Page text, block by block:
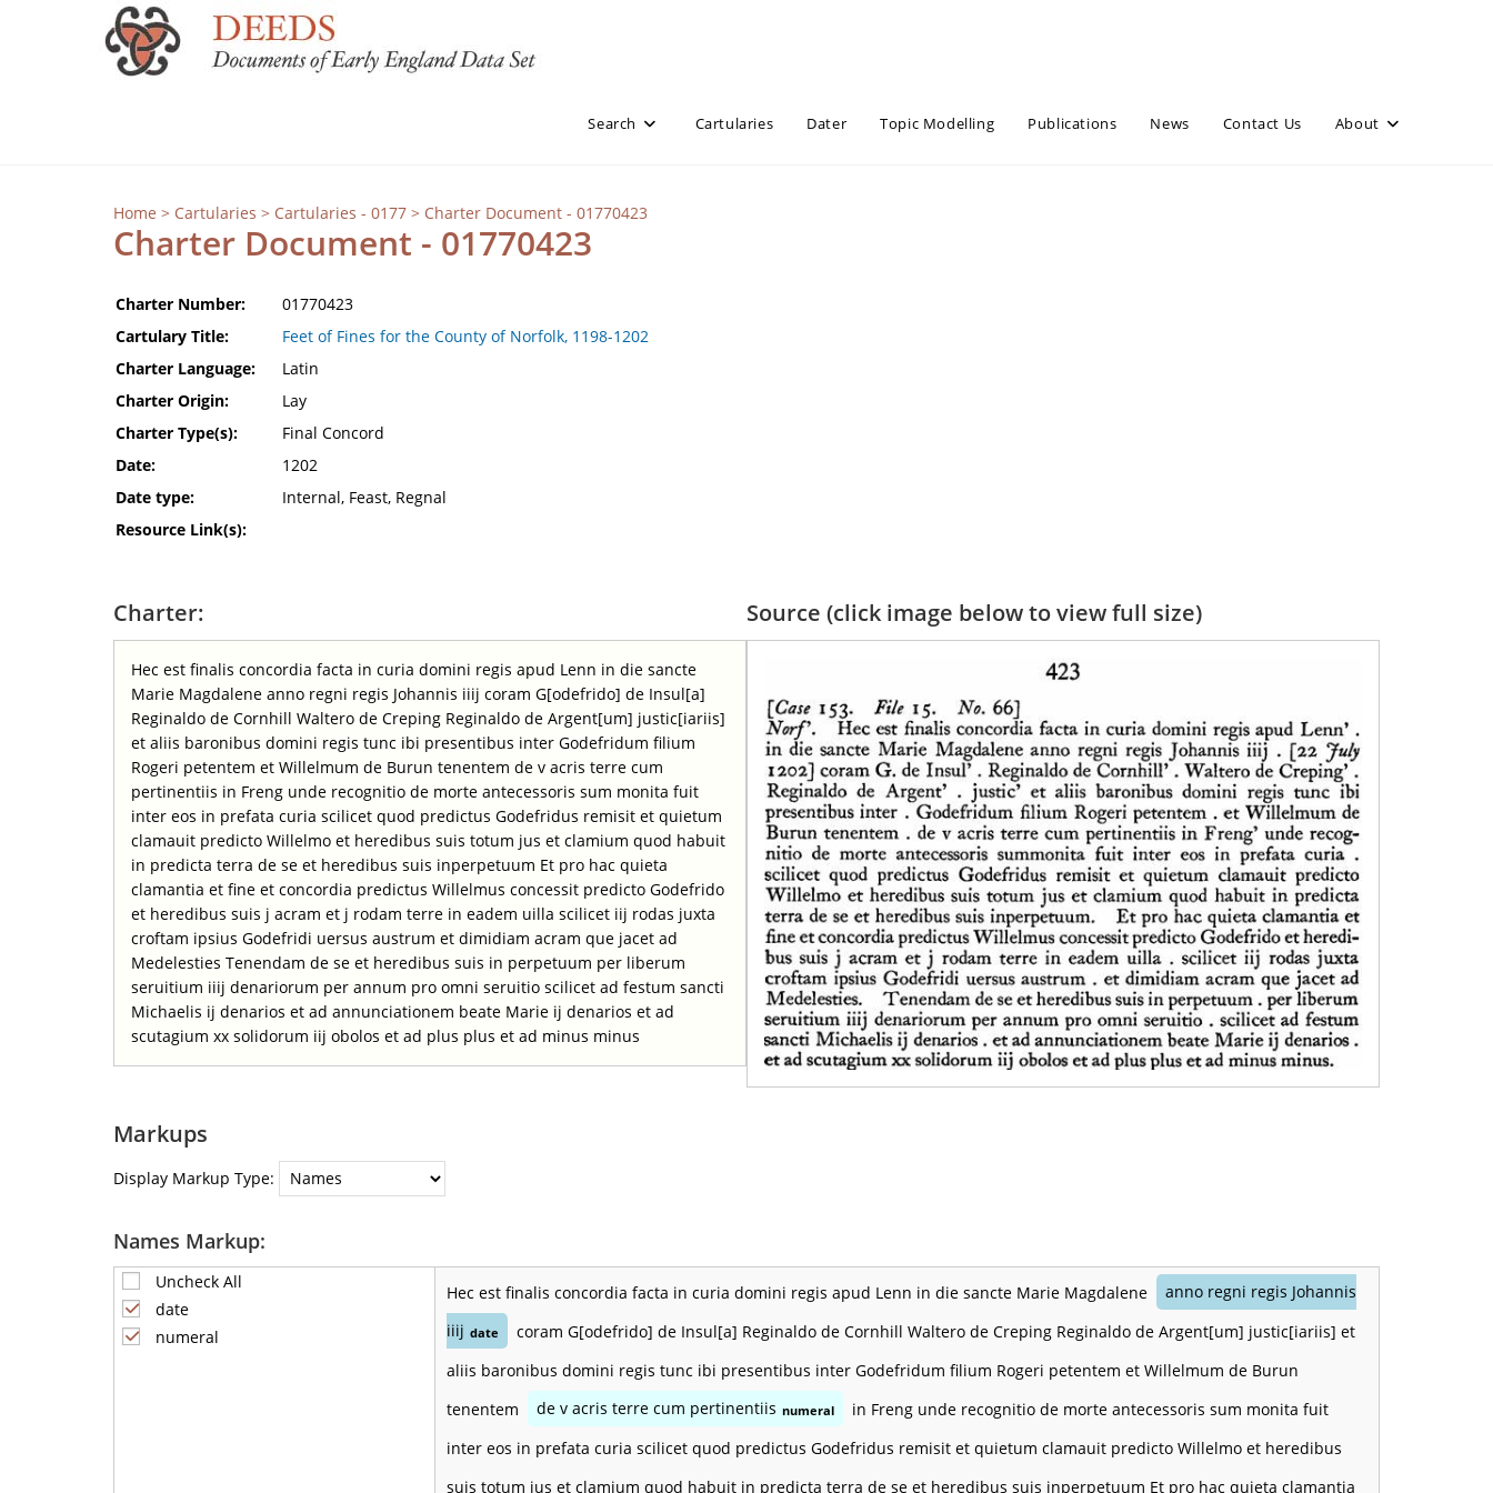
Search Cartularies Dater Topic Modelling Publications News Contact Us About
Home > Cartularies > Cartularies - 0177 > Charter Document - 01770423
Charter Document - 01770423
Charter Number:
01770423
Cartulary Title:
Feet of Fines for the County of Norfolk, 1198-1202
Charter Language:
Latin
Charter Origin:
Lay
Charter Type(s):
Final Concord
Date:
1202
Date type:
Internal, Feast, Regnal
Resource Link(s):
Charter:
Hec est finalis concordia facta in curia domini regis apud Lenn in die sancte
Marie Magdalene anno regni regis Johannis iiij coram G[odefrido] de Insul[a]
Reginaldo de Cornhill Waltero de Creping Reginaldo de Argent[um] justic[iariis]
et aliis baronibus domini regis tunc ibi presentibus inter Godefridum filium
Rogeri petentem et Willelmum de Burun tenentem de v acris terre cum
pertinentiis in Freng unde recognitio de morte antecessoris sum monita fuit
inter eos in prefata curia scilicet quod predictus Godefridus remisit et quietum
clamauit predicto Willelmo et heredibus suis totum jus et clamium quod habuit
in predicta terra de se et heredibus suis inperpetuum Et pro hac quieta
clamantia et fine et concordia predictus Willelmus concessit predicto Godefrido
et heredibus suis j acram et j rodam terre in eadem uilla scilicet iij rodas juxta
croftam ipsius Godefridi uersus austrum et dimidiam acram que jacet ad
Medelesties Tenendam de se et heredibus suis in perpetuum per liberum
seruitium iiij denariorum per annum pro omni seruitio scilicet ad festum sancti
Michaelis ij denarios et ad annunciationem beate Marie ij denarios et ad
scutagium xx solidorum iij obolos et ad plus plus et ad minus minus
Source (click image below to view full size)
Markups
Display Markup Type:
Names Markup:
Uncheck All
date
numeral
Hec est finalis concordia facta in curia domini regis apud Lenn in die sancte Marie Magdalene
anno regni regis Johannis
iiij date
coram G[odefrido] de Insul[a] Reginaldo de Cornhill Waltero de Creping Reginaldo de Argent[um] justic[iariis] et
aliis baronibus domini regis tunc ibi presentibus inter Godefridum filium Rogeri petentem et Willelmum de Burun
tenentem
de v acris terre cum pertinentiis numeral
in Freng unde recognitio de morte antecessoris sum monita fuit
inter eos in prefata curia scilicet quod predictus Godefridus remisit et quietum clamauit predicto Willelmo et heredibus
suis totum jus et clamium quod habuit in predicta terra de se et heredibus suis inperpetuum Et pro hac quieta clamantia